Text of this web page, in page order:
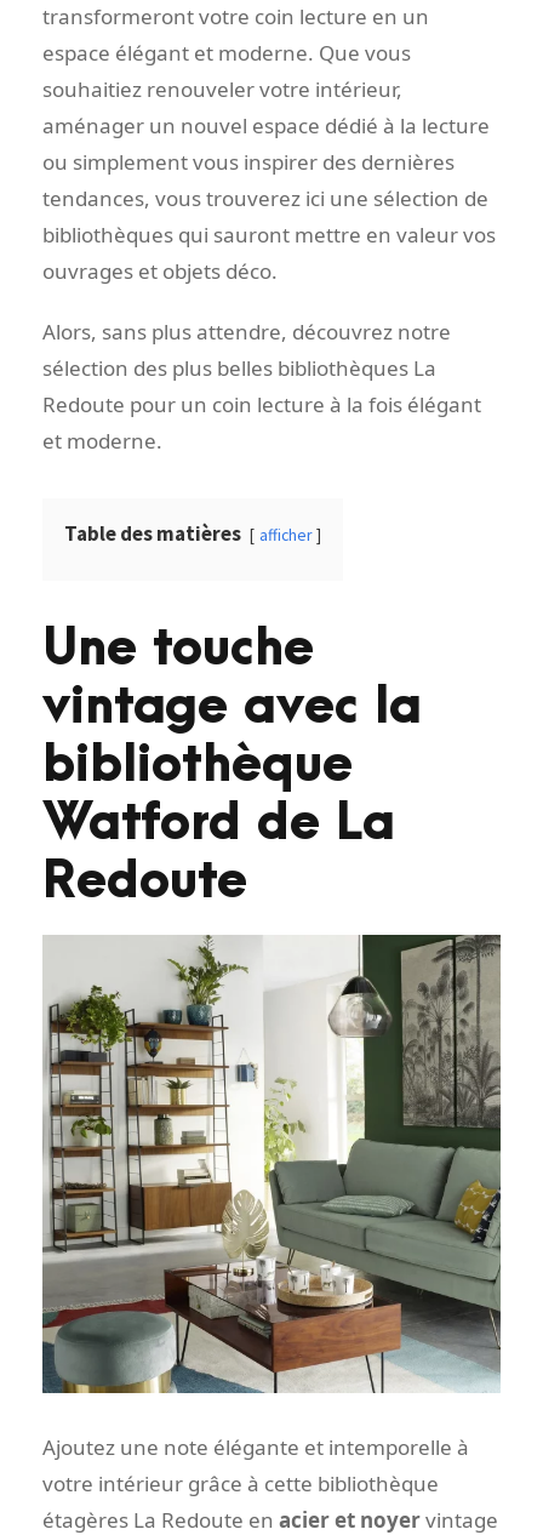
transformeront votre coin lecture en un
espace élégant et moderne. Que vous
souhaitiez renouveler votre intérieur,
aménager un nouvel espace dédié à la lecture
ou simplement vous inspirer des dernières
tendances, vous trouverez ici une sélection de
bibliothèques qui sauront mettre en valeur vos
ouvrages et objets déco.
Alors, sans plus attendre, découvrez notre
sélection des plus belles bibliothèques La
Redoute pour un coin lecture à la fois élégant
et moderne.
Table des matières afficher
Une touche
vintage avec la
bibliothèque
Watford de La
Redoute
Ajoutez une note élégante et intemporelle à
votre intérieur grâce à cette bibliothèque
étagères La Redoute en acier et noyervintage